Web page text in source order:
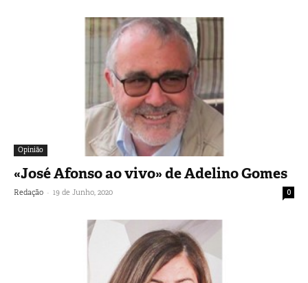
Opinião
«José Afonso ao vivo» de Adelino Gomes
Redação - 19 de Junho, 2020 0